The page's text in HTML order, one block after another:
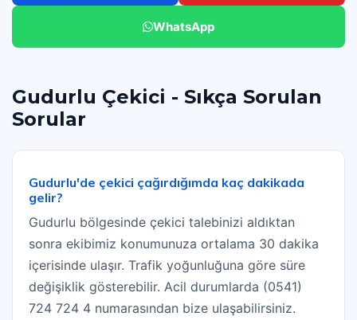
WhatsApp
Gudurlu Çekici - Sıkça Sorulan
Sorular
Gudurlu'de çekici çağırdığımda kaç dakikada
gelir?
Gudurlu bölgesinde çekici talebinizi aldıktan
sonra ekibimiz konumunuza ortalama 30 dakika
içerisinde ulaşır. Trafik yoğunluğuna göre süre
değişiklik gösterebilir. Acil durumlarda (0541)
724 724 4 numarasından bize ulaşabilirsiniz.